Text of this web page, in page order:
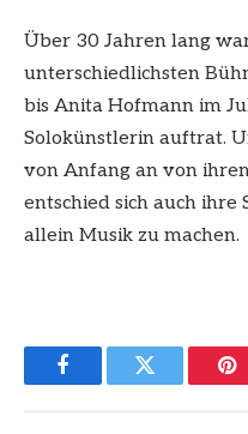
Über 30 Jahren lang
unterschiedlichsten
bis Anita Hofmann im
Solokünstlerin auftrat.
von Anfang an von
entschied sich auch ihre
allein Musik zu machen.
FacebookTwitter